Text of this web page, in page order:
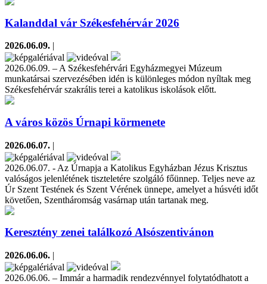
Kalanddal vár Székesfehérvár 2026
2026.06.09. |
2026.06.09. – A Székesfehérvári Egyházmegyei Múzeum
munkatársai szervezésében idén is különleges módon nyíltak meg
Székesfehérvár szakrális terei a katolikus iskolások előtt.
A város közös Úrnapi körmenete
2026.06.07. |
2026.06.07. - Az Úrnapja a Katolikus Egyházban Jézus Krisztus
valóságos jelenlétének tiszteletére szolgáló főünnep. Teljes neve az
Úr Szent Testének és Szent Vérének ünnepe, amelyet a húsvéti időt
követően, Szentháromság vasárnap után tartanak meg.
Keresztény zenei találkozó Alsószentivánon
2026.06.06. |
2026.06.06. – Immár a harmadik rendezvénnyel folytatódhatott a